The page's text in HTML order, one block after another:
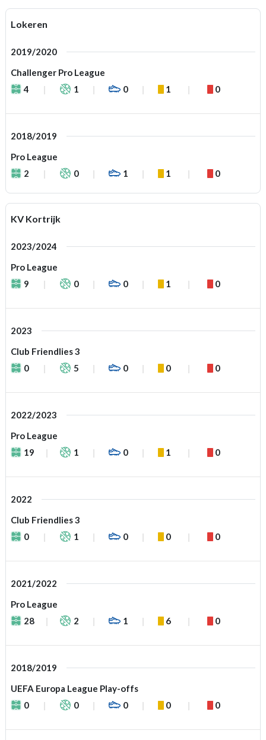
Lokeren
2019/2020
Challenger Pro League
4
1 0 1 0
2018/2019
Pro League
2
0 1 1 0
KV Kortrijk
2023/2024
Pro League
9
0 0 1 0
2023
Club Friendlies 3
0
5 0 0 0
2022/2023
Pro League
19
1 0 1 0
2022
Club Friendlies 3
0
1 0 0 0
2021/2022
Pro League
28
2 1 6 0
2018/2019
UEFA Europa League Play-offs
0
0 0 0 0